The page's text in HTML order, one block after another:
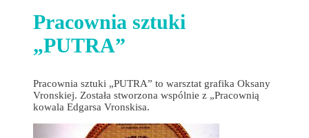
Pracownia sztuki
„PUTRA”
Pracownia sztuki „PUTRA” to warsztat grafika Oksany
Vronskiej. Została stworzona wspólnie z „Pracownią
kowala Edgarsa Vronskisa.